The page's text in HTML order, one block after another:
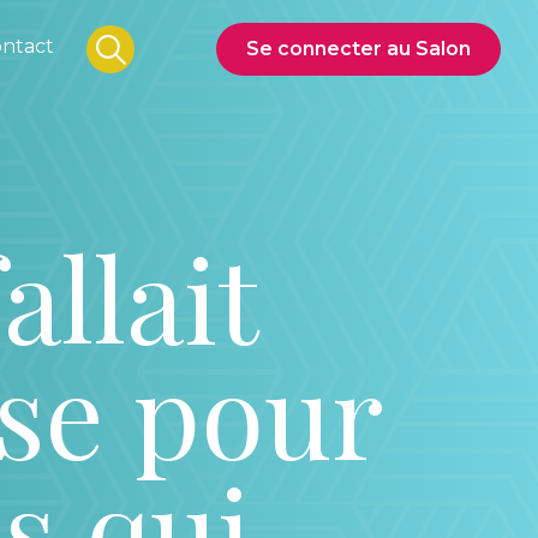
Se connecter au Salon
pour